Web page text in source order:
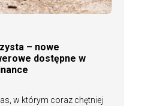
– nowe
dostępne w
w którym coraz chętniej